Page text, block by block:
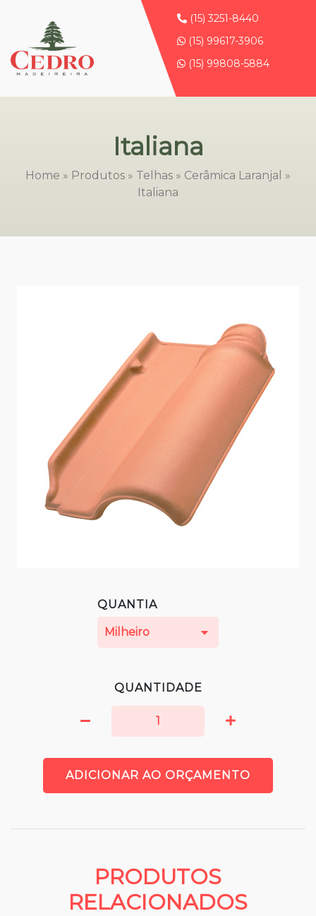
(15) 3251-8440
(15) 99617-3906
(15) 99808-5884
Italiana
Home » Produtos » Telhas » Cerâmica Laranjal »
Italiana
QUANTIA
QUANTIDADE
ADICIONAR AO ORÇAMENTO
PRODUTOS
RELACIONADOS